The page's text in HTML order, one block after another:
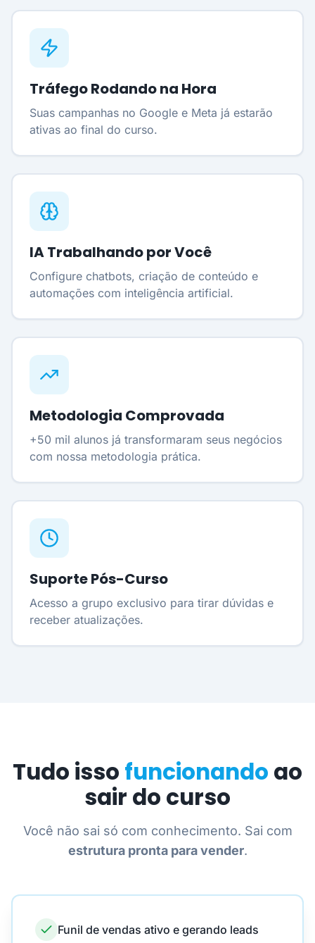
Tráfego Rodando na Hora
Suas campanhas no Google e Meta já estarão
ativas ao final do curso.
IA Trabalhando por Você
Configure chatbots, criação de conteúdo e
automações com inteligência artificial.
Metodologia Comprovada
+50 mil alunos já transformaram seus negócios
com nossa metodologia prática.
Suporte Pós-Curso
Acesso a grupo exclusivo para tirar dúvidas e
receber atualizações.
Tudo isso funcionando ao
sair do curso
Você não sai só com conhecimento. Sai com
estrutura pronta para vender.
Funil de vendas ativo e gerando leads